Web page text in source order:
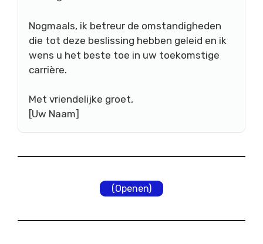
Nogmaals, ik betreur de omstandigheden
die tot deze beslissing hebben geleid en ik
wens u het beste toe in uw toekomstige
carrière.
Met vriendelijke groet,
[Uw Naam]
(Openen)